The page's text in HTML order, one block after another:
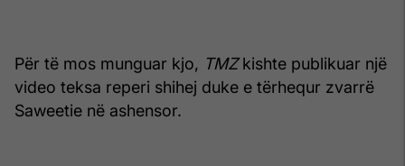
Për të mos munguar kjo, TMZkishte publikuar një
video teksa reperi shihej duke e tërhequr zvarrë
Saweetie në ashensor.